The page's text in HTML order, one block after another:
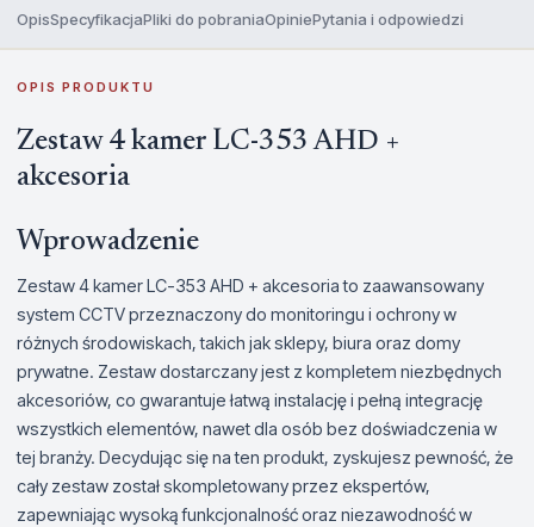
OpisSpecyfikacjaPliki do pobraniaOpiniePytania i odpowiedzi
OPIS PRODUKTU
Zestaw 4 kamer LC-353 AHD +
akcesoria
Wprowadzenie
Zestaw 4 kamer LC-353 AHD + akcesoria to zaawansowany
system CCTV przeznaczony do monitoringu i ochrony w
różnych środowiskach, takich jak sklepy, biura oraz domy
prywatne. Zestaw dostarczany jest z kompletem niezbędnych
akcesoriów, co gwarantuje łatwą instalację i pełną integrację
wszystkich elementów, nawet dla osób bez doświadczenia w
tej branży. Decydując się na ten produkt, zyskujesz pewność, że
cały zestaw został skompletowany przez ekspertów,
zapewniając wysoką funkcjonalność oraz niezawodność w